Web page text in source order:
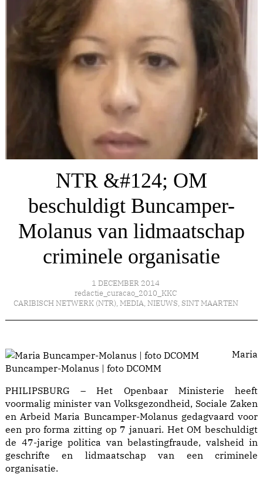
NTR &#124; OM
beschuldigt Buncamper-
Molanus van lidmaatschap
criminele organisatie
1 DECEMBER 2014
redactie_curacao_2010_KKC
CARIBISCH NETWERK (NTR), MEDIA, NIEUWS, SINT MAARTEN
Maria
Buncamper-Molanus | foto DCOMM
PHILIPSBURG – Het Openbaar Ministerie heeft
voormalig minister van Volksgezondheid, Sociale Zaken
en Arbeid Maria Buncamper-Molanus gedagvaard voor
een pro forma zitting op 7 januari. Het OM beschuldigt
de 47-jarige politica van belastingfraude, valsheid in
geschrifte en lidmaatschap van een criminele
organisatie.